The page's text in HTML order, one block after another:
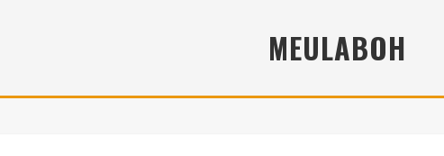
INDONESIA 2026: MENJADI PILAR PERTUMBUHAN EKONOMI YANG KIAN
MEULABOH